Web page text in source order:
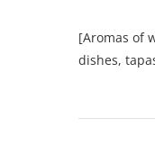
[Aromas of
dishes,